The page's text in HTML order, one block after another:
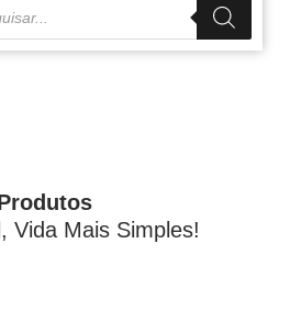
Vida Mais Simples!